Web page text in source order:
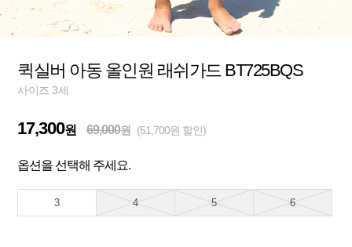
퀵실버 아동 올인원 래쉬가드 BT725BQS
사이즈 3세
17,300원 69,000원 (51,700원 할인)
옵션을 선택해 주세요.
3 4 5 6